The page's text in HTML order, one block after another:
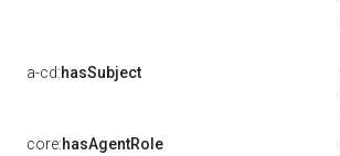
a-cd:hasSubject
core:hasAgentRole